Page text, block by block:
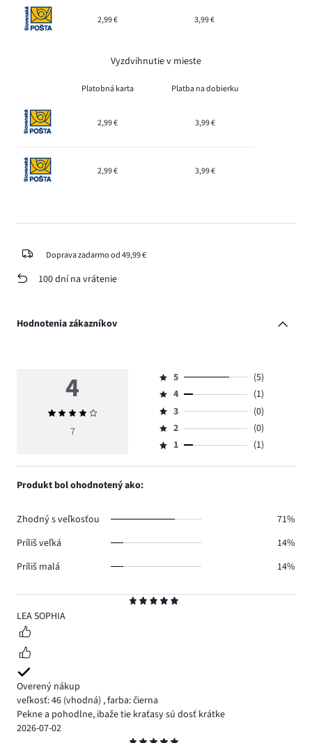
2,99 € 3,99 €
Vyzdvihnutie v mieste
Platobná karta Platba na dobierku
2,99 € 3,99 €
2,99 € 3,99 €
Doprava zadarmo od 49,99 €
100 dní na vrátenie
Hodnotenia zákazníkov
5LEA SOPHIA
Overený nákup
veľkosť: 46 (vhodná) ,farba: čierna
Pekne a pohodlne, ibaže tie kraťasy sú dosť krátke
2026-07-02
4
Priemerné
hodnotenie
7
Hodnotenie
5,
počet
hlasov
5.
5
(5)
Hodnotenie
4,
počet
hlasov
4
(1)
Hodnotenie
3,
počet
3
(0)
Hodnotenie
2,
2
(0)
Hodnotenie
1,
1 (1)
Produkt bol ohodnotený ako:
Zhodný s veľkosťou
71%
Príliš veľká
14%
Príliš malá
14%